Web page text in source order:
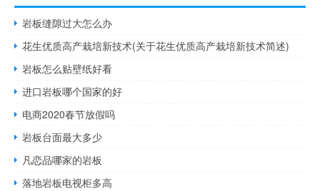
岩板缝隙过大怎么办
花生优质高产栽培新技术(关于花生优质高产栽培新技术简述)
岩板怎么贴壁纸好看
进口岩板哪个国家的好
电商2020春节放假吗
岩板台面最大多少
凡恋品哪家的岩板
落地岩板电视柜多高